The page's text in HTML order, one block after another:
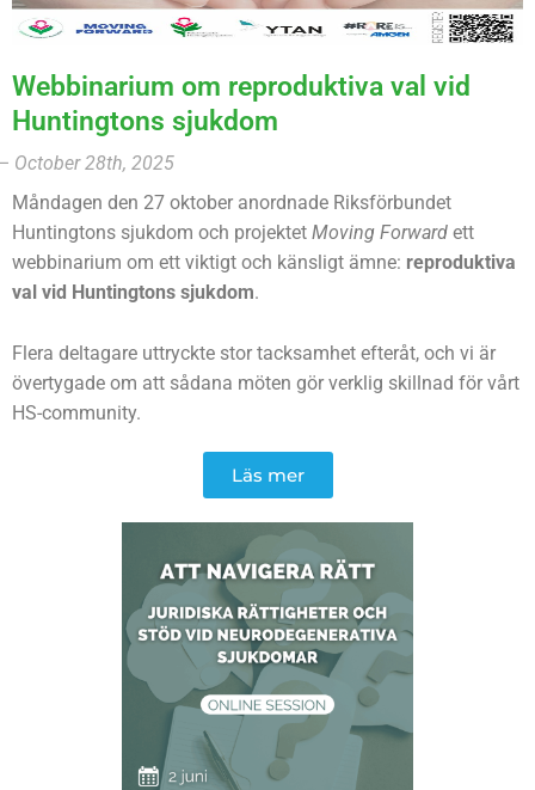
Webbinarium om reproduktiva val vid
Huntingtons sjukdom
October 28th, 2025
Måndagen den 27 oktober anordnade Riksförbundet
Huntingtons sjukdom och projektet Moving Forward ett
webbinarium om ett viktigt och känsligt ämne: reproduktiva
val vid Huntingtons sjukdom.
Flera deltagare uttryckte stor tacksamhet efteråt, och vi är
övertygade om att sådana möten gör verklig skillnad för vårt
HS-community.
Läs mer